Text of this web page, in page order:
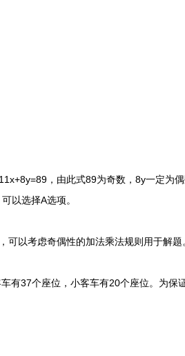
，由此式89为奇数，8y一定为
以选择A选项。
以考虑奇偶性的加法乘法规则用于解题
37个座位，小客车有20个座位。为保